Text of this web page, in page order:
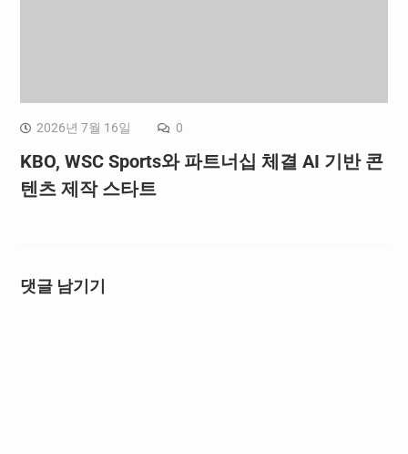
2026년 7월 16일 0
KBO, WSC Sports와 파트너십 체결 AI 기반 콘
텐츠 제작 스타트
댓글 남기기